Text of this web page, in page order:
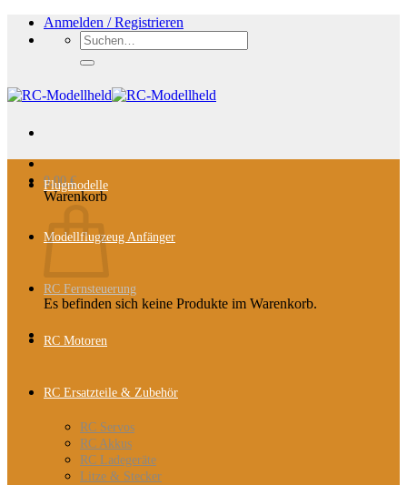
Zum
Inhalt
Anmelden / Registrieren
Suchen
nach:
0,00€
Warenkorb
Es befinden sich keine Produkte im Warenkorb.
Flugmodelle
Modellflugzeug Anfänger
RC Fernsteuerung
RC Motoren
RC Ersatzteile & Zubehör
RC Servos
RC Akkus
RC Ladegeräte
Litze & Stecker